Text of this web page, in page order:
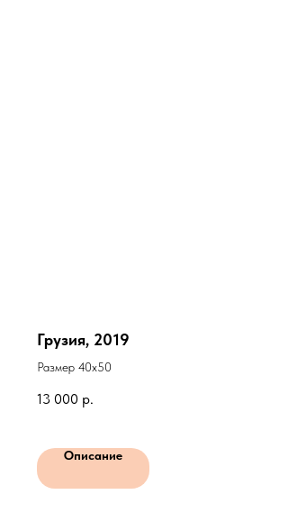
Грузия, 2019
Размер 40х50
13 000 р.
Описание